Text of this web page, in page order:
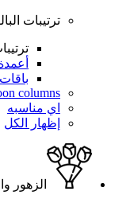
ترتيبات
columns
اي مناسبه
إظهار الكل
الزهور